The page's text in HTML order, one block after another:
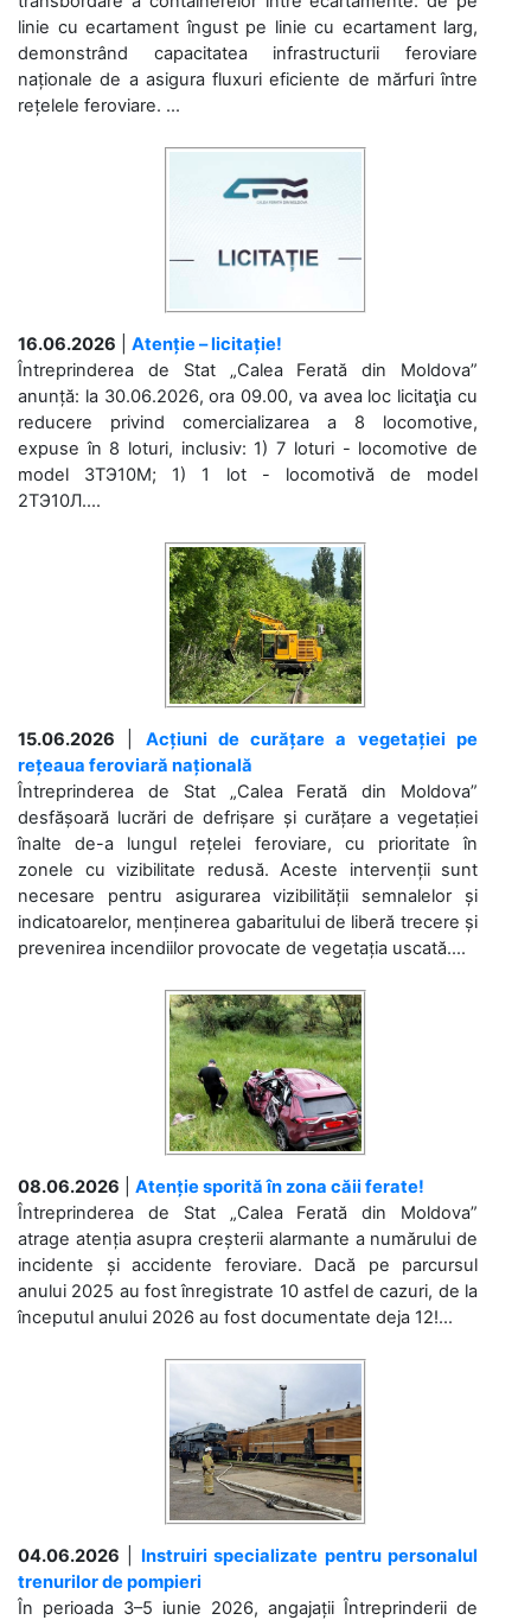
linie cu ecartament îngust pe linie cu ecartament larg,
demonstrând capacitatea infrastructurii feroviare
naționale de a asigura fluxuri eficiente de mărfuri între
rețelele feroviare. ...
16.06.2026
Atenție – licitație!
Întreprinderea de Stat „Calea Ferată din Moldova”
anunță: la 30.06.2026, ora 09.00, va avea loc licitaţia cu
reducere privind comercializarea a 8 locomotive,
expuse în 8 loturi, inclusiv: 1) 7 loturi - locomotive de
model 3ТЭ10М; 1) 1 lot - locomotivă de model
2ТЭ10Л....
15.06.2026
Acțiuni de curățare a vegetației pe
rețeaua feroviară națională
Întreprinderea de Stat „Calea Ferată din Moldova”
desfășoară lucrări de defrișare și curățare a vegetației
înalte de-a lungul rețelei feroviare, cu prioritate în
zonele cu vizibilitate redusă. Aceste intervenții sunt
necesare pentru asigurarea vizibilității semnalelor și
indicatoarelor, menținerea gabaritului de liberă trecere și
prevenirea incendiilor provocate de vegetația uscată....
08.06.2026
Atenție sporită în zona căii ferate!
Întreprinderea de Stat „Calea Ferată din Moldova”
atrage atenția asupra creșterii alarmante a numărului de
incidente și accidente feroviare. Dacă pe parcursul
anului 2025 au fost înregistrate 10 astfel de cazuri, de la
începutul anului 2026 au fost documentate deja 12!...
04.06.2026
Instruiri specializate pentru personalul
trenurilor de pompieri
În perioada 3–5 iunie 2026, angajații Întreprinderii de